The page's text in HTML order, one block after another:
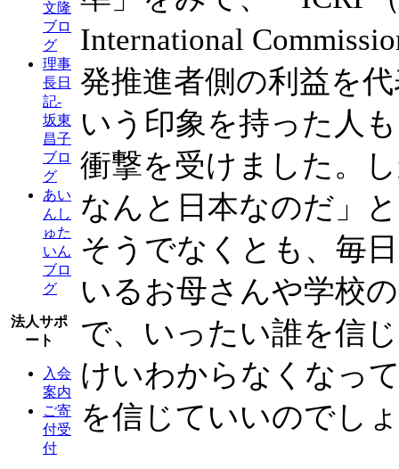
文隆
ブロ
グ
理事
長日
記-
坂東
昌子
ブロ
グ
あい
んし
ゅた
いん
ブロ
グ
法人サポ
ート
入会
案内
ご寄
付受
付
International
発推進者側の利益を
いう印象を持った人
衝撃を受けました。
なんと日本なのだ」
そうでなくとも、毎
いるお母さんや学校
で、いったい誰を信
けいわからなくなっ
を信じていいのでし